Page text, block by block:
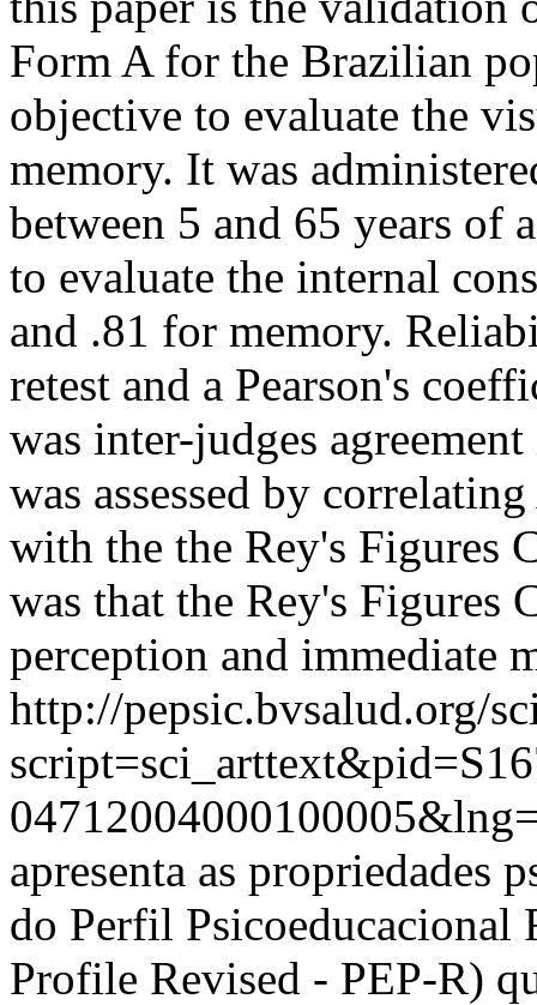
Form A for the Brazilian
objective to evaluate the
memory. It was
between 5 and 65 years of
to evaluate the internal
and .81 for memory.
retest and a Pearson's
was inter-judges
was assessed by
with the the Rey's Figures
was that the Rey's Figures
perception and immediate
http://pepsic.bvsalud.org/
apresenta as propriedades
do Perfil Psicoeducacional
Profile Revised - PEP-R)